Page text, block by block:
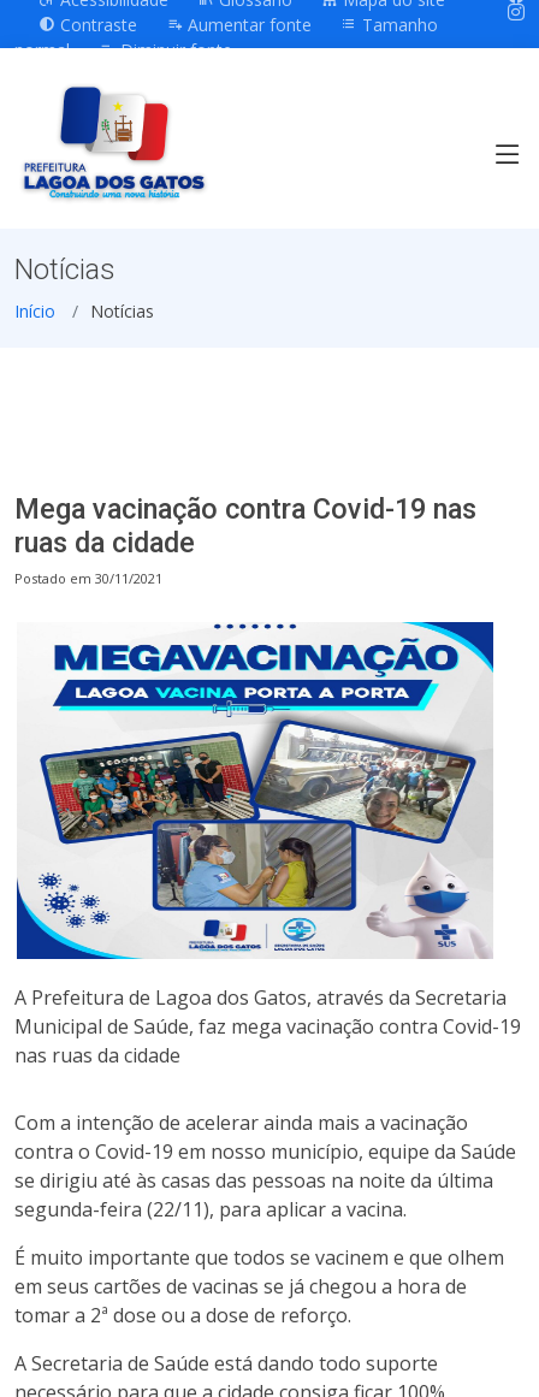
Contraste
Aumentar fonte
Tamanho
normal
Diminuir fonte
Notícias
Início Notícias
Mega vacinação contra Covid-19 nas
ruas da cidade
Postado em 30/11/2021
A Prefeitura de Lagoa dos Gatos, através da Secretaria
Municipal de Saúde, faz mega vacinação contra Covid-19
nas ruas da cidade
Com a intenção de acelerar ainda mais a vacinação
contra o Covid-19 em nosso município, equipe da Saúde
se dirigiu até às casas das pessoas na noite da última
segunda-feira (22/11), para aplicar a vacina.
É muito importante que todos se vacinem e que olhem
em seus cartões de vacinas se já chegou a hora de
tomar a 2ª dose ou a dose de reforço.
A Secretaria de Saúde está dando todo suporte